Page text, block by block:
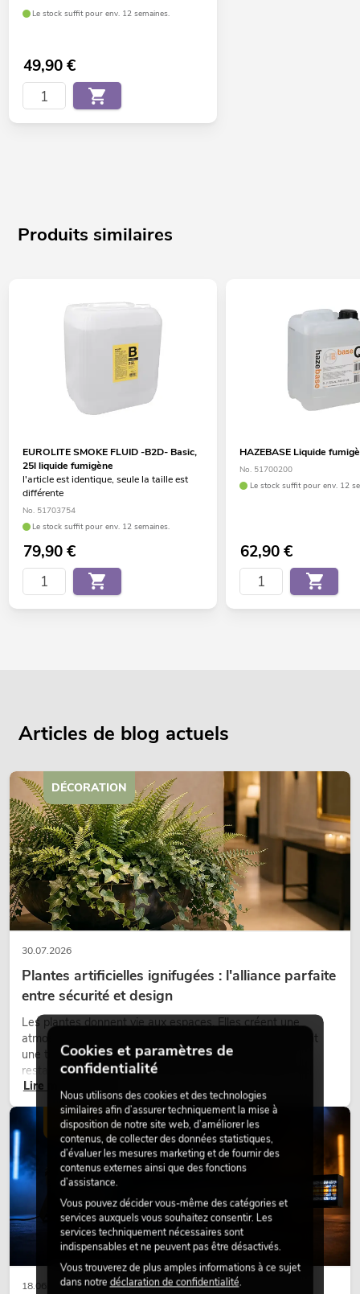
Le stock suffit pour env. 12 semaines.
49,90€
Produits similaires
EUROLITE SMOKE FLUID -B2D- Basic,
25l liquide fumigène
l'article est identique, seule la taille est
différente
No. 51703754
Le stock suffit pour env. 12 semaines.
79,90€
HAZEBASE Liquide
No. 51700200
Le stock suffit pour env. 12
62,90€
Articles de blog actuels
30.07.2026
Plantes artificielles ignifugées : l'alliance parfaite
entre sécurité et design
Les plantes donnent vie aux espaces. Elles créent une
atmosphère agréable, améliorent l’ambiance et apportent
une touche naturelle. Que ce soit dans les hôtels, les
restaurants, les centres commerciaux, les immeubles de
bureaux ou sur les stands d’exposition, une végétalisation de
qualité fait depuis longtemps partie intégrante des concepts
d’aménagement modernes.
Lire maintenant
DÉCORATION
18.06.2026
ÉCLAIRAGE
Cookies et paramètres de
confidentialité
Nous utilisons des cookies et des technologies
similaires afin d’assurer techniquement la mise à
disposition de notre site web, d’améliorer les
contenus, de collecter des données statistiques,
d’évaluer les mesures marketing et de fournir des
contenus externes ainsi que des fonctions
d’assistance.
Vous pouvez décider vous-même des catégories et
services auxquels vous souhaitez consentir. Les
services techniquement nécessaires sont
indispensables et ne peuvent pas être désactivés.
Vous trouverez de plus amples informations à ce sujet
dans notre déclaration de confidentialité.